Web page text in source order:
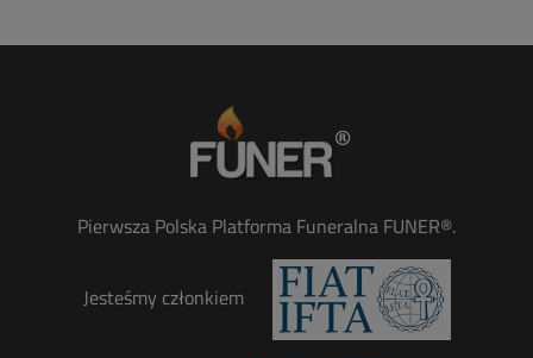
Pierwsza Polska Platforma Funeralna FUNER®.
Jesteśmy członkiem